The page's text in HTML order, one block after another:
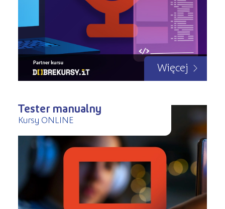
Więcej
Tester manualny
Kursy ONLINE